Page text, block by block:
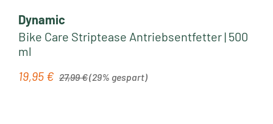
Dynamic
Bike Care Striptease Antriebsentfetter | 500
ml
Verkaufspreis:
19,95 € 27,99 €(29% gespart)